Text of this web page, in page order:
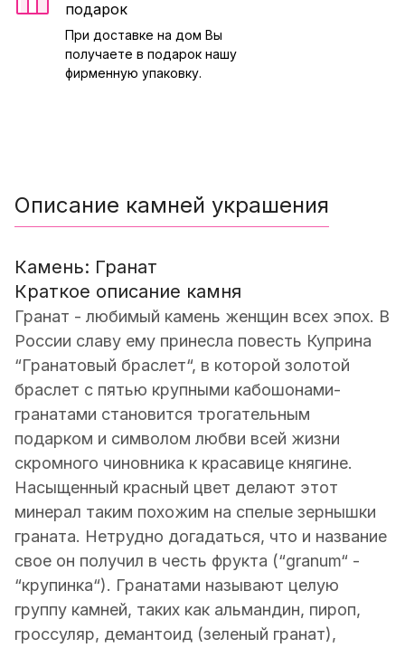
подарок
При доставке на дом Вы
получаете в подарок нашу
фирменную упаковку.
Описание камней украшения
Камень: Гранат
Краткое описание камня
Гранат - любимый камень женщин всех эпох. В
России славу ему принесла повесть Куприна
“Гранатовый браслет“, в которой золотой
браслет с пятью крупными кабошонами-
гранатами становится трогательным
подарком и символом любви всей жизни
скромного чиновника к красавице княгине.
Насыщенный красный цвет делают этот
минерал таким похожим на спелые зернышки
граната. Нетрудно догадаться, что и название
свое он получил в честь фрукта (“granum“ -
“крупинка“). Гранатами называют целую
группу камней, таких как альмандин, пироп,
гроссуляр, демантоид (зеленый гранат),